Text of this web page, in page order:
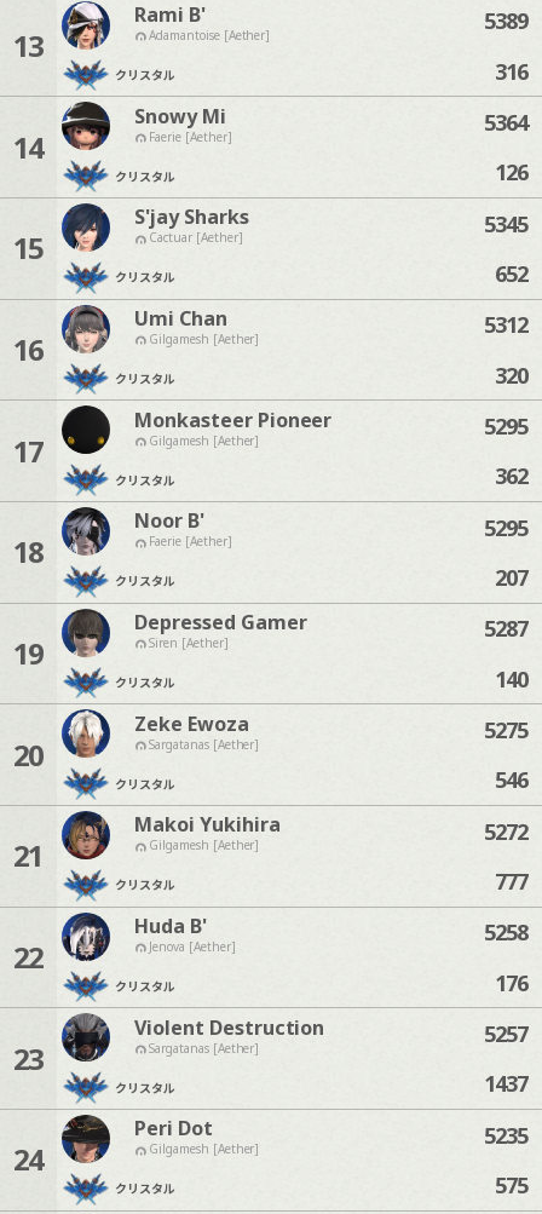
13
Rami B'
Adamantoise [Aether]
クリスタル
5389
316
14
Snowy Mi
Faerie [Aether]
クリスタル
5364
126
15
S'jay Sharks
Cactuar [Aether]
クリスタル
5345
652
16
Umi Chan
Gilgamesh [Aether]
クリスタル
5312
320
17
Monkasteer Pioneer
Gilgamesh [Aether]
クリスタル
5295
362
18
Noor B'
Faerie [Aether]
クリスタル
5295
207
19
Depressed Gamer
Siren [Aether]
クリスタル
5287
140
20
Zeke Ewoza
Sargatanas [Aether]
クリスタル
5275
546
21
Makoi Yukihira
Gilgamesh [Aether]
クリスタル
5272
777
22
Huda B'
Jenova [Aether]
クリスタル
5258
176
23
Violent Destruction
Sargatanas [Aether]
クリスタル
5257
1437
24
Peri Dot
Gilgamesh [Aether]
クリスタル
5235
575